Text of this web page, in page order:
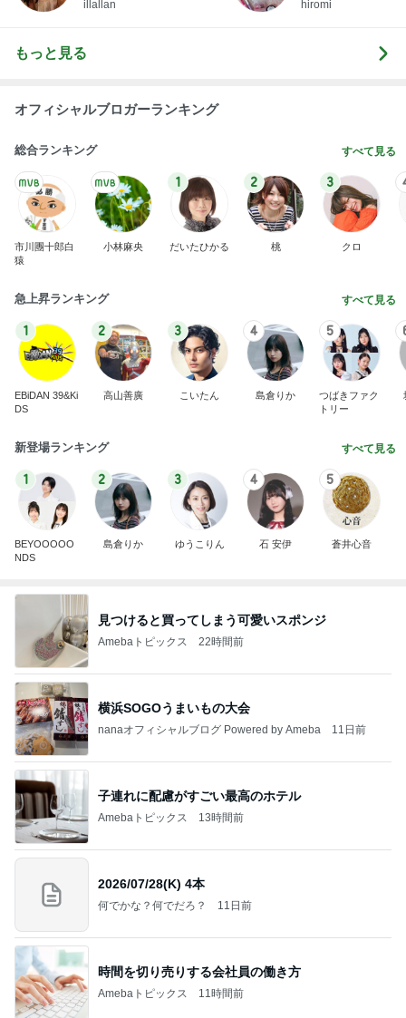
illallan hiromi
もっと見る
オフィシャルブロガーランキング
総合ランキング すべて見る
市川團十郎白
猿
小林麻央
1
だいたひかる
2
桃
3
クロ
急上昇ランキング すべて見る
1
EBiDAN 39&Ki
DS
2
高山善廣
3
こいたん
4
島倉りか
5
つばきファク
トリー
新登場ランキング すべて見る
1
BEYOOOOO
NDS
2
島倉りか
3
ゆうこりん
4
石 安伊
5
蒼井心音
見つけると買ってしまう可愛いスポンジ
Amebaトピックス 22時間前
横浜SOGOうまいもの大会
nanaオフィシャルブログ Powered by Ameba 11日前
子連れに配慮がすごい最高のホテル
Amebaトピックス 13時間前
2026/07/28(K) 4本
何でかな？何でだろ？ 11日前
時間を切り売りする会社員の働き方
Amebaトピックス 11時間前